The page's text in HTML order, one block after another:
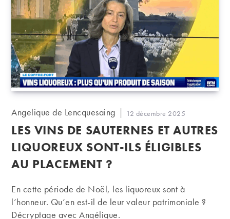
Auteur/autrice
la
publication :
Angelique de Lencquesaing
Publication
publiée :
12 décembre 2025
LES VINS DE SAUTERNES ET AUTRES
LIQUOREUX SONT-ILS ÉLIGIBLES
AU PLACEMENT ?
En cette période de Noël, les liquoreux sont à
l’honneur. Qu’en est-il de leur valeur patrimoniale ?
Décryptage avec Angélique.